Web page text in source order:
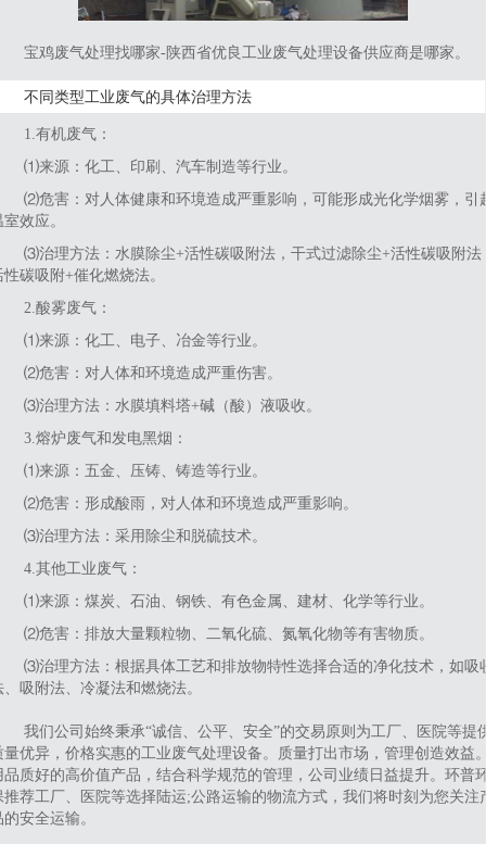
宝鸡废气处理找哪家-陕西省优良工业废气处理设备供应商是哪家。
不同类型工业废气的具体治理方法
1‌.有机废气‌：
⑴来源：化工、印刷、汽车制造等行业。
⑵危害：对人体健康和环境造成严重影响，可能形成光化学烟雾，引
效应。
⑶治理方法：水膜除尘+活性碳吸附法，干式过滤除尘+活性碳吸附法
性碳吸附+催化燃烧法。
2‌.酸雾废气‌：
⑴来源：化工、电子、冶金等行业。
⑵危害：对人体和环境造成严重伤害。
⑶治理方法：水膜填料塔+碱（酸）液吸收。
‌3.熔炉废气和发电黑烟‌：
⑴来源：五金、压铸、铸造等行业。
⑵危害：形成酸雨，对人体和环境造成严重影响。
⑶治理方法：采用除尘和脱硫技术。
4‌.其他工业废气‌：
⑴来源：煤炭、石油、钢铁、有色金属、建材、化学等行业。
⑵危害：排放大量颗粒物、二氧化硫、氮氧化物等有害物质。
⑶治理方法：根据具体工艺和排放物特性选择合适的净化技术，如吸
、吸附法、冷凝法和燃烧法。
我们公司始终秉承“诚信、公平、安全”的交易原则为工厂、医院等提
量优异，价格实惠的工业废气处理设备。质量打出市场，管理创造效益
品质好的高价值产品，结合科学规范的管理，公司业绩日益提升。环普
推荐工厂、医院等选择陆运;公路运输的物流方式，我们将时刻为您关注
的安全运输。